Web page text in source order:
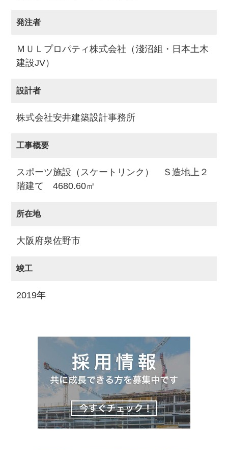
発注者
ＭＵＬプロパティ株式会社（淺沼組・日本土木
建設JV）
設計者
株式会社安井建築設計事務所
工事概要
スポーツ施設（スケートリンク） Ｓ造地上２
階建て 4680.60㎡
所在地
大阪府泉佐野市
竣工
2019年